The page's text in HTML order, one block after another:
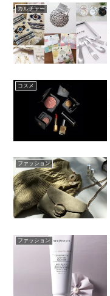
カルチャー
コスメ
ファッション
ファッション